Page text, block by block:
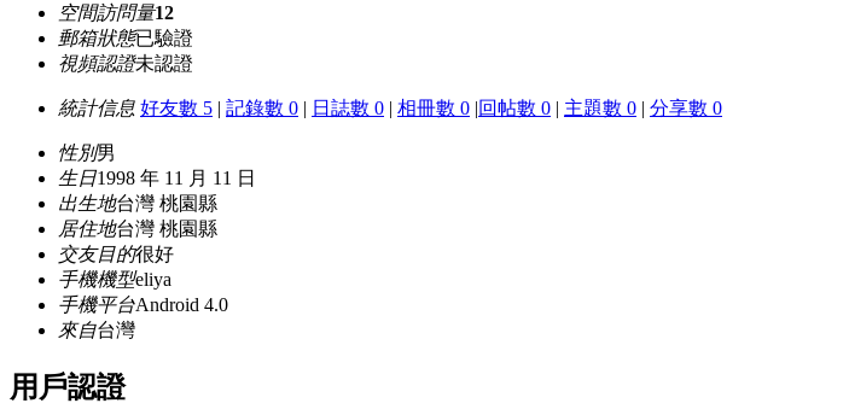
空間訪問量12
郵箱狀態已驗證
視頻認證未認證
統計信息 好友數 5 | 記錄數 0 | 日誌數 0 | 相冊數 0 |回帖數 0 | 主題數 0 | 分享數 0
性別男
生日1998 年 11 月 11 日
出生地台灣 桃園縣
居住地台灣 桃園縣
交友目的很好
手機機型eliya
手機平台Android 4.0
來自台灣
用戶認證